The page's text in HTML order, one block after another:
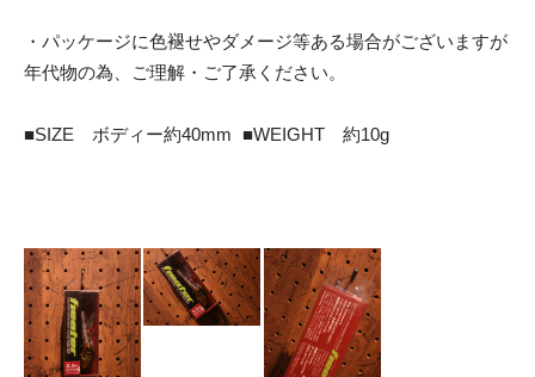
・パッケージに色褪せやダメージ等ある場合がございますが
年代物の為、ご理解・ご了承ください。
■SIZE ボディー約40mm ■WEIGHT 約10g